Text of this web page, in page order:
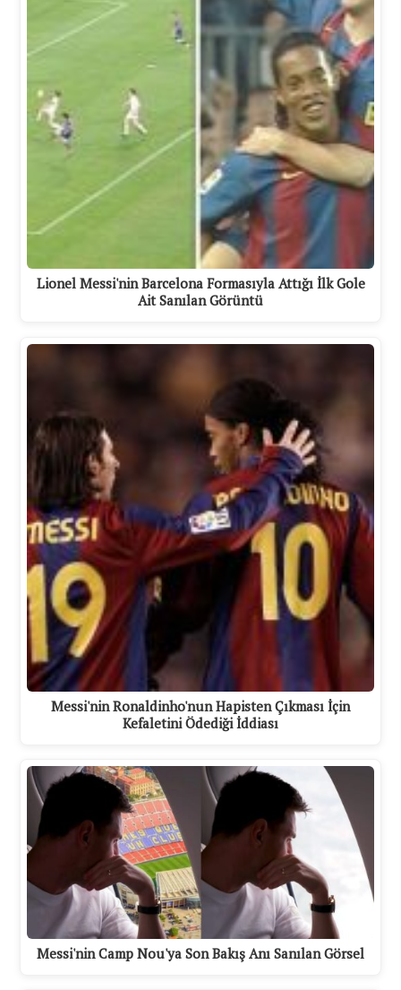
Lionel Messi'nin Barcelona Formasıyla Attığı İlk Gole
Ait Sanılan Görüntü
Messi'nin Ronaldinho'nun Hapisten Çıkması İçin
Kefaletini Ödediği İddiası
Messi'nin Camp Nou'ya Son Bakış Anı Sanılan Görsel